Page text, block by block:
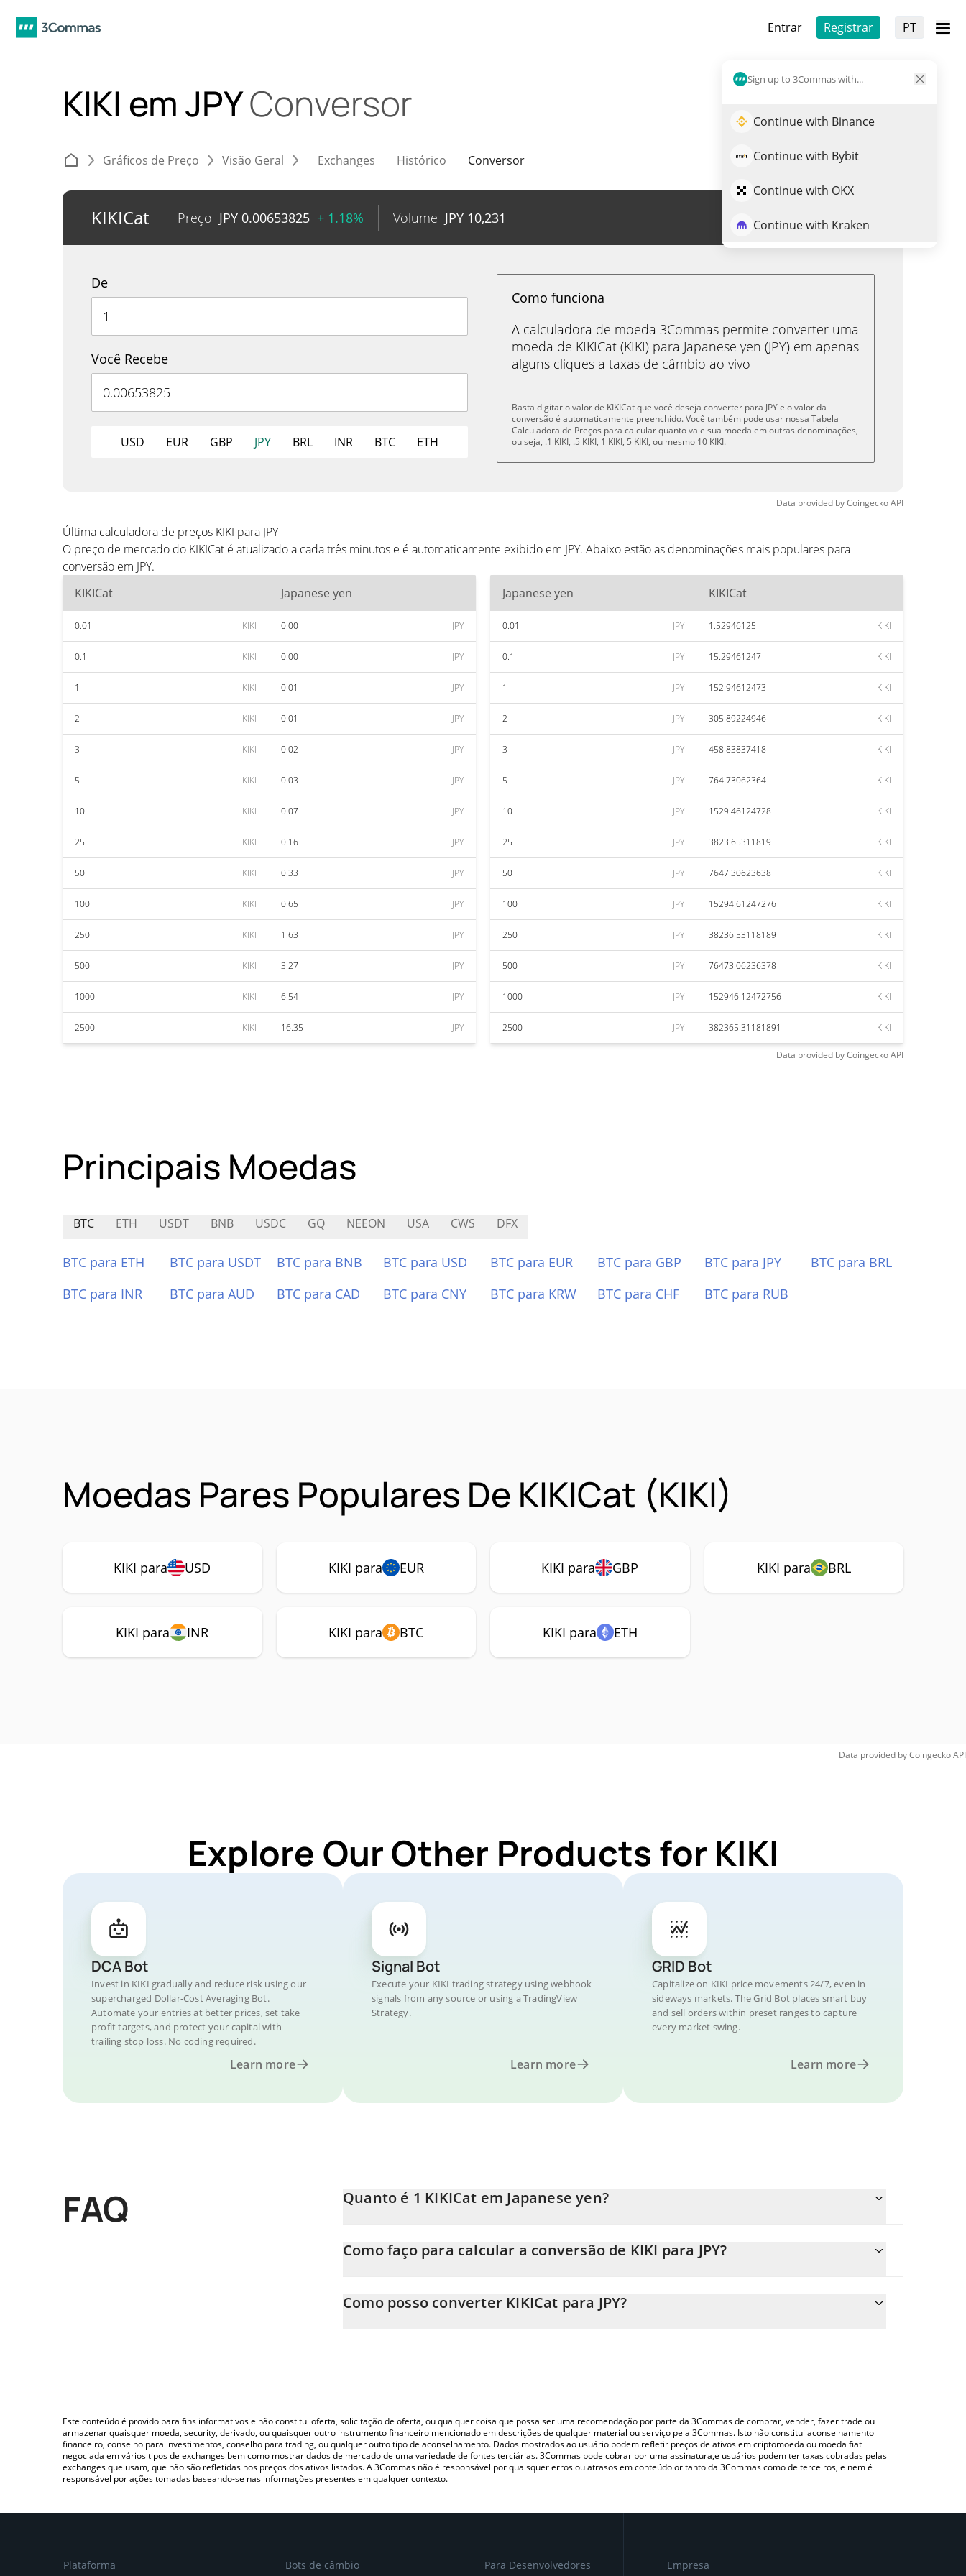
Entrar Registrar PT
Sign up to 3Commas with...
Continue with Binance
Continue with Bybit
Continue with OKX
Continue with Kraken
KIKI em JPYConversor
Gráficos de Preço Visão Geral Exchanges Histórico Conversor
KIKICat Preço JPY 0.00653825 + 1.18% Volume JPY 10,231 Trade de KIKI
De
Você Recebe
USD EUR GBP JPY BRL INR BTC ETH
Como funciona
A calculadora de moeda 3Commas permite converter uma
moeda de KIKICat (KIKI) para Japanese yen (JPY) em apenas
alguns cliques a taxas de câmbio ao vivo
Basta digitar o valor de KIKICat que você deseja converter para JPY e o valor da
conversão é automaticamente preenchido. Você também pode usar nossa Tabela
Calculadora de Preços para calcular quanto vale sua moeda em outras denominações,
ou seja, .1 KIKI, .5 KIKI, 1 KIKI, 5 KIKI, ou mesmo 10 KIKI.
Data provided byCoingeckoAPI
Última calculadora de preços KIKI para JPY
O preço de mercado do KIKICat é atualizado a cada três minutos e é automaticamente exibido em JPY. Abaixo estão as denominações mais populares para
conversão em JPY.
KIKICat
Japanese yen
0.01 KIKI 0.00 JPY
0.1 KIKI 0.00 JPY
1 KIKI 0.01 JPY
2 KIKI 0.01 JPY
3 KIKI 0.02 JPY
5 KIKI 0.03 JPY
10 KIKI 0.07 JPY
25 KIKI 0.16 JPY
50 KIKI 0.33 JPY
100 KIKI 0.65 JPY
250 KIKI 1.63 JPY
500 KIKI 3.27 JPY
1000 KIKI 6.54 JPY
2500 KIKI 16.35 JPY
Japanese yen KIKICat
0.01 JPY 1.52946125 KIKI
0.1 JPY 15.29461247 KIKI
1 JPY 152.94612473 KIKI
2 JPY 305.89224946 KIKI
3 JPY 458.83837418 KIKI
5 JPY 764.73062364 KIKI
10 JPY 1529.46124728 KIKI
25 JPY 3823.65311819 KIKI
50 JPY 7647.30623638 KIKI
100 JPY 15294.61247276 KIKI
250 JPY 38236.53118189 KIKI
500 JPY 76473.06236378 KIKI
1000 JPY 152946.12472756 KIKI
2500 JPY 382365.31181891 KIKI
Data provided byCoingeckoAPI
Principais Moedas
BTC ETH USDT BNB USDC GQ NEEON USA CWS DFX
BTC para ETH BTC para USDT BTC para BNB BTC para USD BTC para EUR BTC para GBP BTC para JPY
BTC para BRL
BTC para INR
BTC para AUD BTC para CAD BTC para CNY BTC para KRW BTC para CHF BTC para RUB
Moedas Pares Populares De KIKICat (KIKI)
KIKI para USD KIKI para EUR KIKI para GBP KIKI para BRL
KIKI para INR KIKI para BTC KIKI para ETH
Data provided byCoingeckoAPI
Explore Our Other Products for KIKI
DCA Bot
Invest in KIKI gradually and reduce risk using our
supercharged Dollar-Cost Averaging Bot.
Automate your entries at better prices, set take
profit targets, and protect your capital with
trailing stop loss. No coding required.
Learn more
Signal Bot
Execute your KIKI trading strategy using webhook
signals from any source or using a TradingView
Strategy.
Learn more
GRID Bot
Capitalize on KIKI price movements 24/7, even in
sideways markets. The Grid Bot places smart buy
and sell orders within preset ranges to capture
every market swing.
Learn more
FAQ Quanto é 1 KIKICat em Japanese yen?
Neste momento, 1 KIKICat equivale a 0.00653825 JPY
Como faço para calcular a conversão de KIKI para JPY?
inserindo a quantidade de KIKICat no campo correspondente e converterá automaticamente o valor em Japanese
Como posso converter KIKICat para JPY?
Este conteúdo é provido para fins informativos e não constitui oferta, solicitação de oferta, ou qualquer coisa que possa ser uma recomendação por parte da 3Commas de comprar, vender, fazer trade ou
armazenar quaisquer moeda, security, derivado, ou quaisquer outro instrumento financeiro mencionado em descrições de qualquer material ou serviço pela 3Commas. Isto não constitui aconselhamento
financeiro, conselho para investimentos, conselho para trading, ou qualquer outro tipo de aconselhamento. Dados mostrados ao usuário podem refletir preços de ativos em criptomoeda ou moeda fiat
negociada em vários tipos de exchanges bem como mostrar dados de mercado de uma variedade de fontes terciárias. 3Commas pode cobrar por uma assinatura,e usuários podem ter taxas cobradas pelas
exchanges que usam, que não são refletidas nos preços dos ativos listados. A 3Commas não é responsável por quaisquer erros ou atrasos em conteúdo or tanto da 3Commas como de terceiros, e nem é
responsável por ações tomadas baseando-se nas informações presentes em qualquer contexto.
Plataforma Bots de câmbio Para Desenvolvedores Empresa